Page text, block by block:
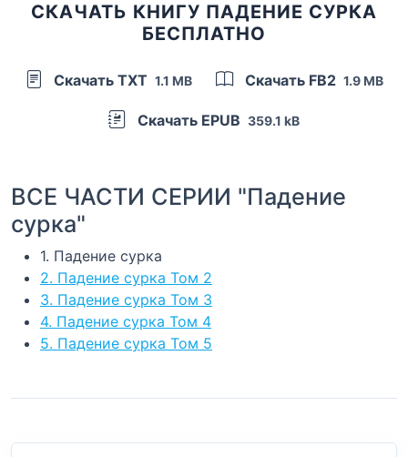
СКАЧАТЬ КНИГУ ПАДЕНИЕ СУРКА
БЕСПЛАТНО
Скачать TXT 1.1 MB Скачать FB2 1.9 MB
Скачать EPUB 359.1 kB
ВСЕ ЧАСТИ СЕРИИ "Падение
сурка"
1. Падение сурка
2. Падение сурка Том 2
3. Падение сурка Том 3
4. Падение сурка Том 4
5. Падение сурка Том 5